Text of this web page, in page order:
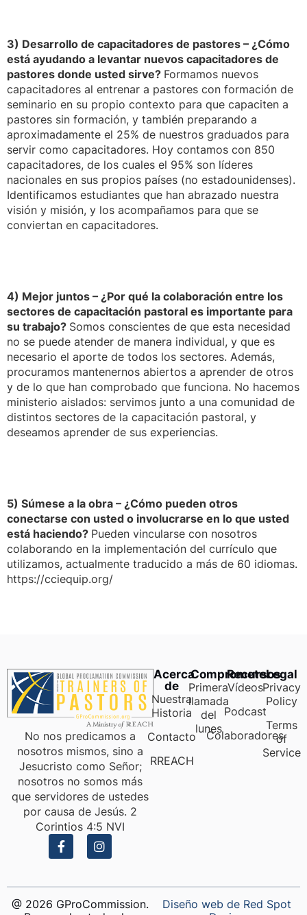
3) Desarrollo de capacitadores de pastores – ¿Cómo
está ayudando a levantar nuevos capacitadores de
pastores donde usted sirve? Formamos nuevos
capacitadores al entrenar a pastores con formación de
seminario en su propio contexto para que capaciten a
pastores sin formación, y también preparando a
aproximadamente el 25% de nuestros graduados para
servir como capacitadores. Hoy contamos con 850
capacitadores, de los cuales el 95% son líderes
nacionales en sus propios países (no estadounidenses).
Identificamos estudiantes que han abrazado nuestra
visión y misión, y los acompañamos para que se
conviertan en capacitadores.
4) Mejor juntos – ¿Por qué la colaboración entre los
sectores de capacitación pastoral es importante para
su trabajo? Somos conscientes de que esta necesidad
no se puede atender de manera individual, y que es
necesario el aporte de todos los sectores. Además,
procuramos mantenernos abiertos a aprender de otros
y de lo que han comprobado que funciona. No hacemos
ministerio aislados: servimos junto a una comunidad de
distintos sectores de la capacitación pastoral, y
deseamos aprender de sus experiencias.
5) Súmese a la obra – ¿Cómo pueden otros
conectarse con usted o involucrarse en lo que usted
está haciendo? Pueden vincularse con nosotros
colaborando en la implementación del currículo que
utilizamos, actualmente traducido a más de 60 idiomas.
https://cciequip.org/
No nos predicamos a
nosotros mismos, sino a
Jesucristo como Señor;
nosotros no somos más
que servidores de ustedes
por causa de Jesús. 2
Corintios 4:5 NVI
Acerca
de
Nuestra
Historia
Contacto
RREACH
Comprometer
Primera
llamada
del
lunes
Recursos
Vídeos
Podcast
Colaboradores
Legal
Privacy
Policy
Terms
of
Service
@ 2026 GProCommission.
Diseño web de Red Spot